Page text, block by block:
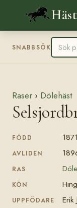
SNABBSÖK
Raser › Dölehäst
FÖDD 1871
AVLIDEN
RAS
KÖN
UPPFÖDARE